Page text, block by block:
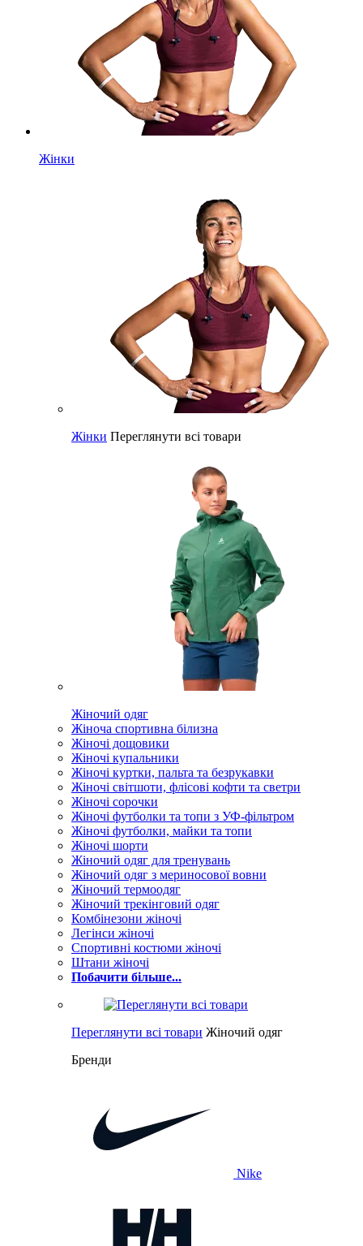
Жінки
Жінки Переглянути всі товари
Жіночий одяг
Жіноча спортивна білизна
Жіночі дощовики
Жіночі купальники
Жіночі куртки, пальта та безрукавки
Жіночі світшоти, флісові кофти та светри
Жіночі сорочки
Жіночі футболки та топи з УФ-фільтром
Жіночі футболки, майки та топи
Жіночі шорти
Жіночий одяг для тренувань
Жіночий одяг з мериносової вовни
Жіночий термоодяг
Жіночий трекінговий одяг
Комбінезони жіночі
Легінси жіночі
Спортивні костюми жіночі
Штани жіночі
Побачити більше...
Переглянути всі товари Жіночий одяг
Бренди
Nike